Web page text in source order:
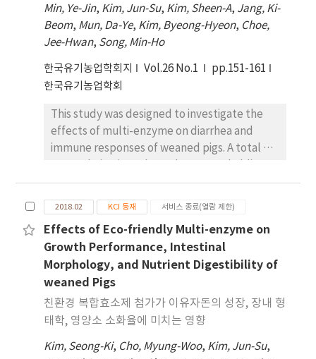
할 경우 플럭스가 안정적임을 알 수 있었다. 선속도 5
m/s, 공급액의 온도 37^℃, TMP 1 bar에서 6∼8 h
운전할 경우 PS 406 원액의 생균수는 4.9×10^9으
로 약 8배 농축됨을 알 수 있었다.
Min, Ye-Jin, Kim, Jun-Su, Kim, Sheen-A, Jang, Ki-
Beom, Mun, Da-Ye, Kim, Byeong-Hyeon, Choe,
Jee-Hwan, Song, Min-Ho
한국유기농업학회지 Vol.26 No.1
pp.151-161
한국유기농업학회
This study was designed to investigate the
effects of multi-enzyme on diarrhea and
immune responses of weaned pigs. A total 36
were randomly allotted to 2 dietary
treatments (3 pigs/pen, 6 replicates/
treatment) in a randomized complete block
design. The dietary treatments were a typical
diet based on corn and soybean meal (CON)
and CON with 0.1% multienzyme (Multi;
mixture of β-mannanase, xylanase, α-
amylase, protease, β-glucanase, and
pectinase). Pigs were fed their respective
of packed cell volume (PCV), white blood
2018.02 KCI 등재 서비스 종료(열람 제한)
Effects of Eco-friendly Multi-enzyme on
Growth Performance, Intestinal
Morphology, and Nutrient Digestibility of
weaned Pigs
친환경 복합효소제 첨가가 이유자돈의 성장, 장내 형
태학, 영양소 소화율에 미치는 영향
Kim, Seong-Ki, Cho, Myung-Woo, Kim, Jun-Su,